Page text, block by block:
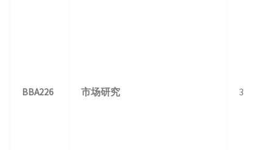
BBA226 市场研究 3